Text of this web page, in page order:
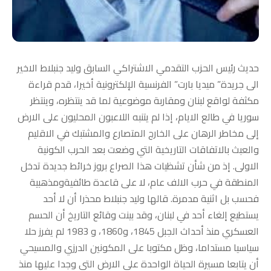
حديث رئيس الحزب التقدمي الاشتراكي السابق وليد جنبلاط الاخير
الى جريدة” ميديا بارت” الفرنسية الإلكترونية أخيرا، قدم قراءة
مكثفة لواقع لبنان ومقاربة موضوعية لما قد ينتظره، وينتظر
سوريا في طالع الايام، إذا لم يتنبه اللاعبون المحليون على الارض
إلى مخاطر الرهان على الخارج المتصارع والمشتبك في الاقليم
والعبث بالاتفاقات التاريخية التي وضعت بعد الحرب الكونية
الاولى. إذ من شأن تشظيات هذا الصراع بروز خرائط جديدة تدخل
المنطقة في حرب الالف عام، لا على قاعدة طائفيةومذهبية
فحسب بل اثنية مدمرة. قالها وليد جنبلاط محذرا أن لا أحد
يستطيع إلغاء أحد في لبنان، وقد بينت وقائع التاريخ أن الحسم
العسكري منذ أحداث الجبل 1845، و1860، و 1983 لم يفرز حلا
سياسيا مستداما، وظل مكتوبا على المكونين الدرزي والمسيحي
أن يتابعا مسيرة الحياة الواحدة على الارض التي وجدا عليها منذ